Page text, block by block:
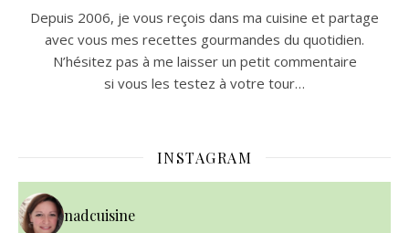
Depuis 2006, je vous reçois dans ma cuisine et partage
avec vous mes recettes gourmandes du quotidien.
N’hésitez pas à me laisser un petit commentaire
si vous les testez à votre tour…
INSTAGRAM
nadcuisine